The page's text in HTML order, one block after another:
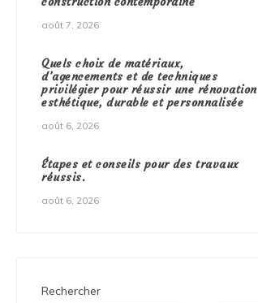
août 7, 2026
Quels choix de matériaux,
d’agencements et de techniques
privilégier pour réussir une rénovation
esthétique, durable et personnalisée
août 6, 2026
Étapes et conseils pour des travaux
réussis.
août 6, 2026
Rechercher